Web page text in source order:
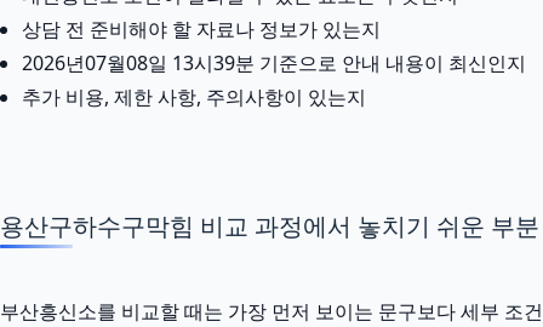
상담 전 준비해야 할 자료나 정보가 있는지
2026년07월08일 13시39분 기준으로 안내 내용이 최신인지
추가 비용, 제한 사항, 주의사항이 있는지
용산구하수구막힘 비교 과정에서 놓치기 쉬운 부분
부산흥신소를 비교할 때는 가장 먼저 보이는 문구보다 세부 조건